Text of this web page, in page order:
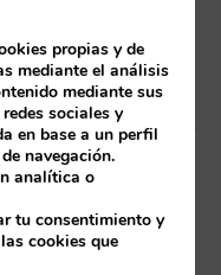
hoteleras? El
Cup 2026
manual IA para
hotel (parte 1)
propias y de
mediante el análisis
mediante sus
sociales y
en base a un perfil
navegación.
analítica o
tu consentimiento y
cookies que